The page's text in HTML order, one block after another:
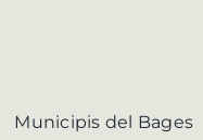
Municipis del Bages